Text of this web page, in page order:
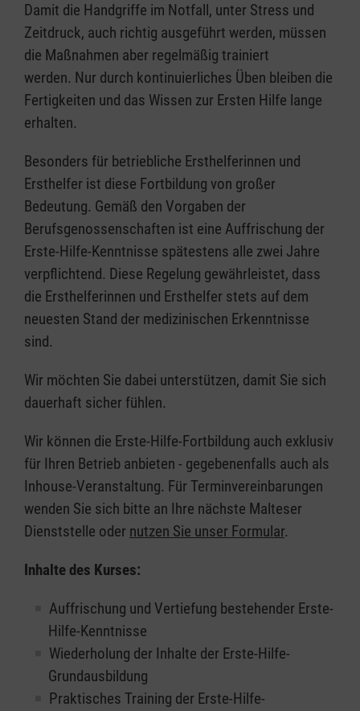
Damit die Handgriffe im Notfall, unter Stress und
Zeitdruck, auch richtig ausgeführt werden, müssen
die Maßnahmen aber regelmäßig trainiert
werden. Nur durch kontinuierliches Üben bleiben die
Fertigkeiten und das Wissen zur Ersten Hilfe lange
erhalten.
Besonders für betriebliche Ersthelferinnen und
Ersthelfer ist diese Fortbildung von großer
Bedeutung. Gemäß den Vorgaben der
Berufsgenossenschaften ist eine Auffrischung der
Erste-Hilfe-Kenntnisse spätestens alle zwei Jahre
verpflichtend. Diese Regelung gewährleistet, dass
die Ersthelferinnen und Ersthelfer stets auf dem
neuesten Stand der medizinischen Erkenntnisse
sind.
Wir möchten Sie dabei unterstützen, damit Sie sich
dauerhaft sicher fühlen.
Wir können die Erste-Hilfe-Fortbildung auch exklusiv
für Ihren Betrieb anbieten - gegebenenfalls auch als
Inhouse-Veranstaltung. Für Terminvereinbarungen
wenden Sie sich bitte an Ihre nächste Malteser
Dienststelle oder nutzen Sie unser Formular.
Inhalte des Kurses:
Auffrischung und Vertiefung bestehender Erste-
Hilfe-Kenntnisse
Wiederholung der Inhalte der Erste-Hilfe-
Grundausbildung
Praktisches Training der Erste-Hilfe-